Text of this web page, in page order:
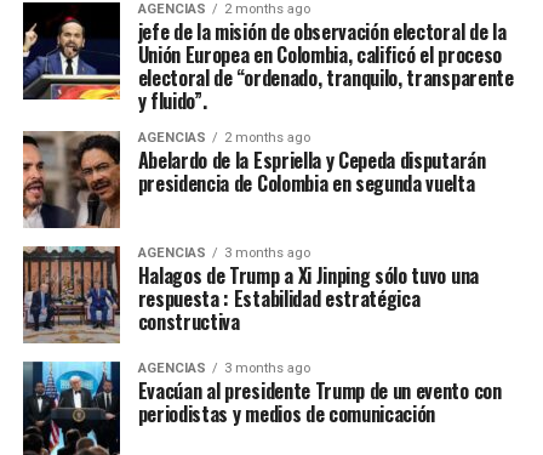
AGENCIAS 2 months ago
jefe de la misión de observación electoral de la
Unión Europea en Colombia, calificó el proceso
electoral de “ordenado, tranquilo, transparente
y fluido”.
AGENCIAS 2 months ago
Abelardo de la Espriella y Cepeda disputarán
presidencia de Colombia en segunda vuelta
AGENCIAS 3 months ago
Halagos de Trump a Xi Jinping sólo tuvo una
respuesta : Estabilidad estratégica
constructiva
AGENCIAS 3 months ago
Evacúan al presidente Trump de un evento con
periodistas y medios de comunicación